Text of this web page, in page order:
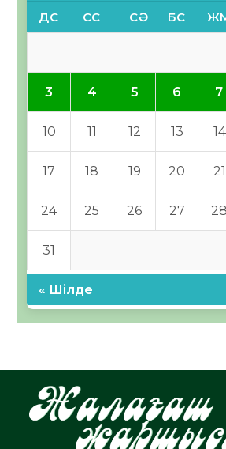
ДС СС СӘ БС
3 4 5 6 7
10 11 12 13 14
17 18 19 20 21
24 25 26 27 28
31
« Шілде